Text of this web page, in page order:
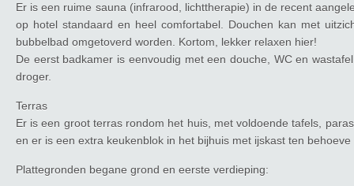
Er is een ruime sauna (infrarood, lichttherapie) in de recent
op hotel standaard en heel comfortabel. Douchen kan met
bubbelbad omgetoverd worden. Kortom, lekker relaxen hier!
De eerst badkamer is eenvoudig met een douche, WC en
droger.
Terras
Er is een groot terras rondom het huis, met voldoende tafels,
en er is een extra keukenblok in het bijhuis met ijskast ten
Plattegronden begane grond en eerste verdieping: